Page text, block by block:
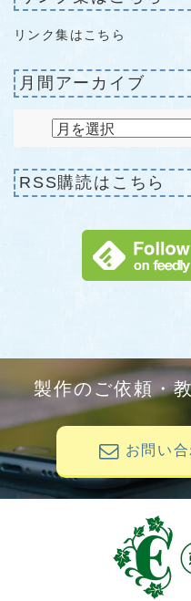
リンク集はこちら
月間アーカイブ
RSS購読はこちら
製作のご依頼・
お問い